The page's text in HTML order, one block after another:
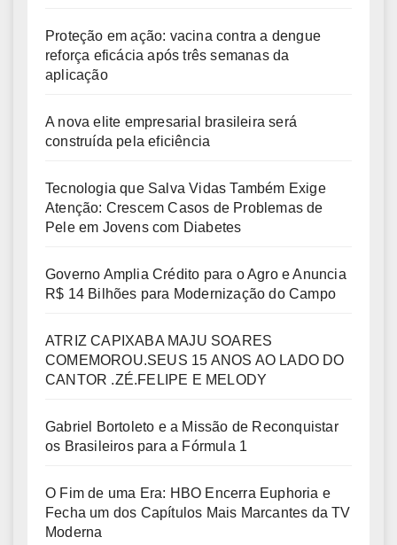
Proteção em ação: vacina contra a dengue
reforça eficácia após três semanas da
aplicação
A nova elite empresarial brasileira será
construída pela eficiência
Tecnologia que Salva Vidas Também Exige
Atenção: Crescem Casos de Problemas de
Pele em Jovens com Diabetes
Governo Amplia Crédito para o Agro e Anuncia
R$ 14 Bilhões para Modernização do Campo
ATRIZ CAPIXABA MAJU SOARES
COMEMOROU.SEUS 15 ANOS AO LADO DO
CANTOR .ZÉ.FELIPE E MELODY
Gabriel Bortoleto e a Missão de Reconquistar
os Brasileiros para a Fórmula 1
O Fim de uma Era: HBO Encerra Euphoria e
Fecha um dos Capítulos Mais Marcantes da TV
Moderna